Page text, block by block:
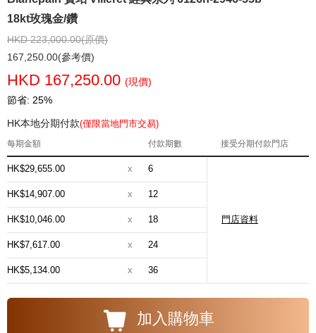
18kt玫瑰金/鑽
HKD 223,000.00(原價)
167,250.00(參考價)
HKD 167,250.00 (現價)
節省: 25%
HK本地分期付款(僅限當地門市交易)
每期金額 付款期數 接受分期付款門店
HK$29,655.00 x 6
門店資料
HK$14,907.00 x 12
HK$10,046.00 x 18
HK$7,617.00 x 24
HK$5,134.00 x 36
加入購物車